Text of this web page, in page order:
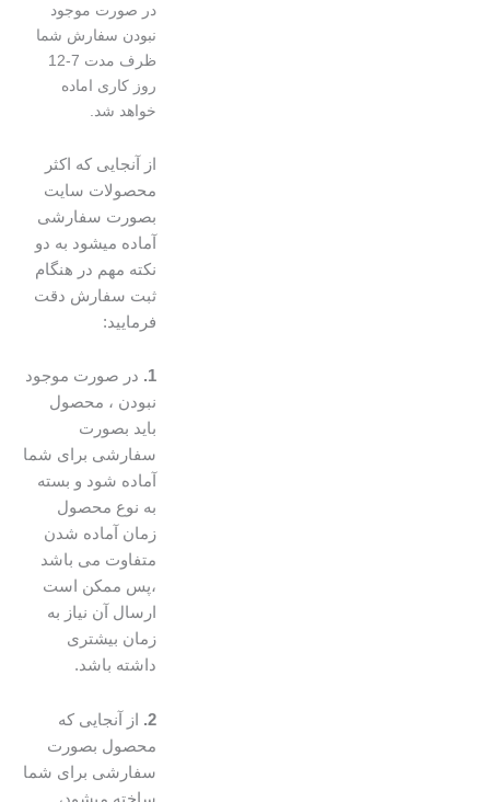
در صورت موجود
نبودن سفارش شما
ظرف مدت 7-12
روز کاری اماده
خواهد شد.
از آنجایی که اکثر
محصولات سایت
بصورت سفارشی
آماده میشود به دو
نکته مهم در هنگام
ثبت سفارش دقت
فرمایید:
در صورت موجود
نبودن ، محصول
باید بصورت
سفارشی برای شما
آماده شود و بسته
به نوع محصول
زمان آماده شدن
متفاوت می باشد
،پس ممکن است
ارسال آن نیاز به
زمان بیشتری
داشته باشد.
از آنجایی که
محصول بصورت
سفارشی برای شما
ساخته میشود،